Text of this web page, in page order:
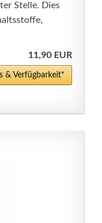
Stelle. Dies
11,90 EUR
& Verfügbarkeit*